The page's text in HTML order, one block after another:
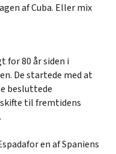
af Cuba. Eller mix
for 80 år siden i
De startede med at
besluttede
til fremtidens
en af Spaniens